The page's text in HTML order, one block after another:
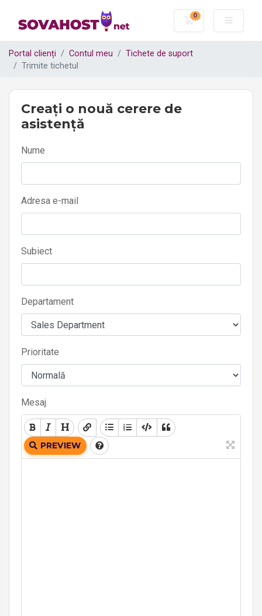
0
Coș de
Portal clienți Contul meu
Tichete de suport
Trimite tichetul
Creați o nouă cerere de
asistență
Nume
Adresa e-mail
Subiect
Departament
Prioritate
Mesaj
PREVIEW